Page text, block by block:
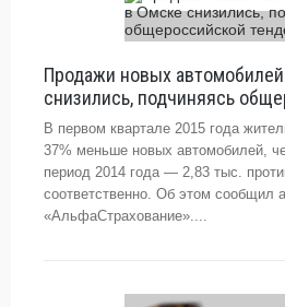
Продажи новых
снизились, подчиняясь
В первом квартале 2015 года
37% меньше новых автомобилей,
период 2014 года — 2,83 тыс.
соответственно. Об этом сообщил
«АльфаСтрахование»....